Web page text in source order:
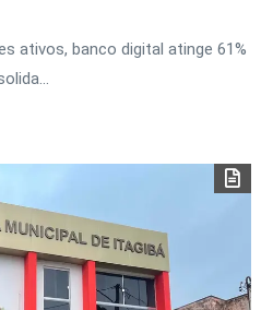
ativos, banco digital atinge 61%